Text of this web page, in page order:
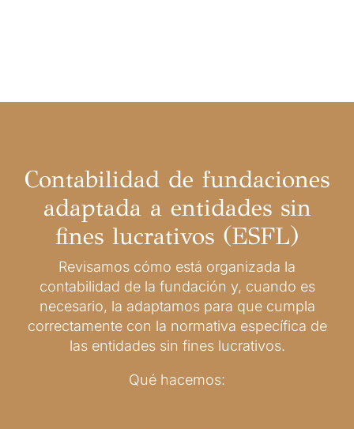
Contabilidad de fundaciones
adaptada a entidades sin
fines lucrativos (ESFL)
Revisamos cómo está organizada la
contabilidad de la fundación y, cuando es
necesario, la adaptamos para que cumpla
correctamente con la normativa específica de
las entidades sin fines lucrativos.
Qué hacemos: